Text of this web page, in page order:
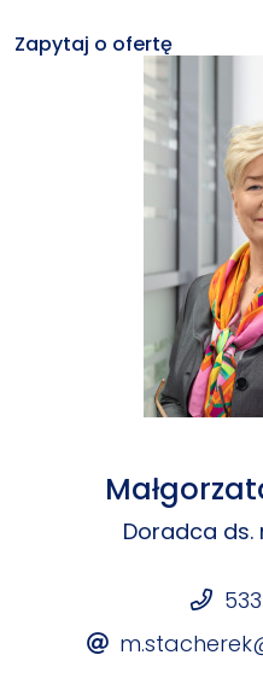
Zapytaj o ofertę
Doradca ds.